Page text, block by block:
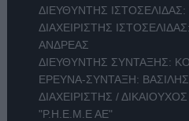
ΔΙΕΥΘΥΝΤΗΣ
ΔΙΑΧΕΙΡΙΣΤΗΣ
ΑΝΔΡΕΑΣ
ΔΙΕΥΘΥΝΤΗΣ ΣΥΝΤΑΞΗΣ:
ΕΡΕΥΝΑ-ΣΥΝΤΑΞΗ:
ΔΙΑΧΕΙΡΙΣΤΗΣ / ΔΙΚΑΙΟΥΧΟΣ
"Ρ.Η.Ε.Μ.Ε ΑΕ"